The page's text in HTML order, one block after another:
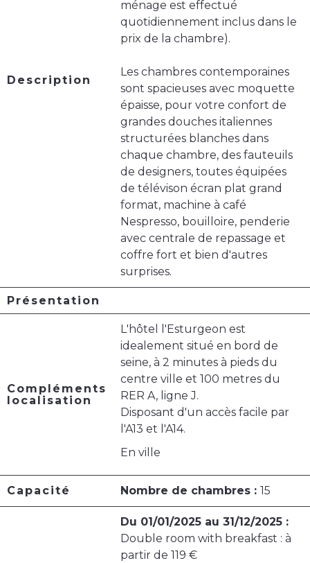
Description
ménage est effectué
quotidiennement inclus dans le
prix de la chambre).
Les chambres contemporaines
sont spacieuses avec moquette
épaisse, pour votre confort de
grandes douches italiennes
structurées blanches dans
chaque chambre, des fauteuils
de designers, toutes équipées
de télévison écran plat grand
format, machine à café
Nespresso, bouilloire, penderie
avec centrale de repassage et
coffre fort et bien d'autres
surprises.
Présentation
Compléments
localisation
L'hôtel l'Esturgeon est
idealement situé en bord de
seine, à 2 minutes à pieds du
centre ville et 100 metres du
RER A, ligne J.
Disposant d'un accès facile par
l'A13 et l'A14.
En ville
Capacité Nombre de chambres : 15
Du 01/01/2025 au 31/12/2025 :
Double room with breakfast : à
partir de 119 €